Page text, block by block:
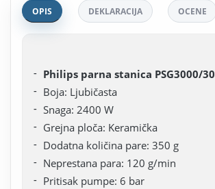
OPIS DEKLARACIJA OCENE
Philips parna stanica PSG3000/30
Boja: Ljubičasta
Snaga: 2400 W
Grejna ploča: Keramička
Dodatna količina pare: 350 g
Neprestana para: 120 g/min
Pritisak pumpe: 6 bar